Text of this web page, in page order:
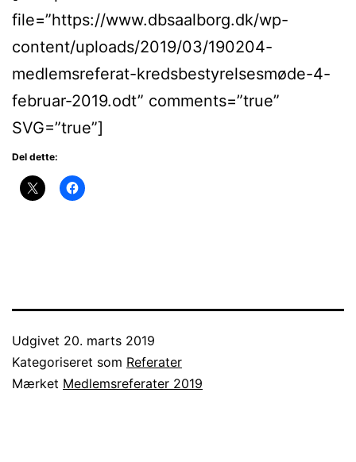
file=”https://www.dbsaalborg.dk/wp-
content/uploads/2019/03/190204-
medlemsreferat-kredsbestyrelsesmøde-4-
februar-2019.odt” comments=”true”
SVG=”true”]
Del dette:
Udgivet 20. marts 2019
Kategoriseret som Referater
Mærket Medlemsreferater 2019